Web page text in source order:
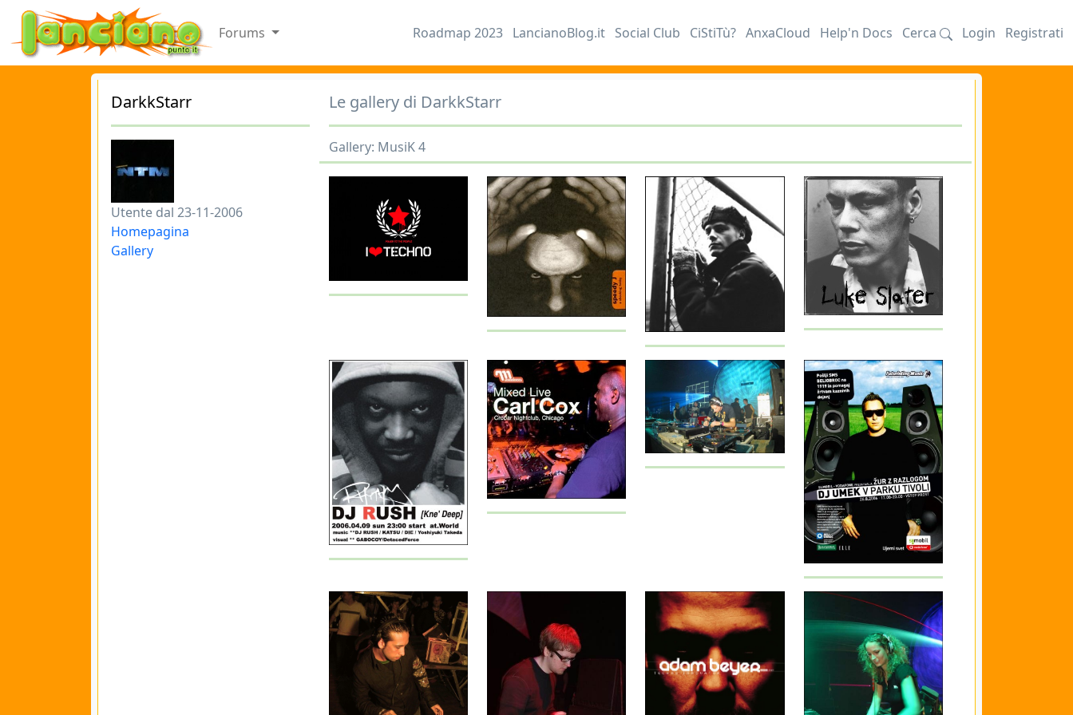
Forums Roadmap 2023 LancianoBlog.it Social Club CiStiTù? AnxaCloud Help'n Docs Cerca Login Registrati
DarkkStarr
Utente dal 23-11-2006
Homepagina
Gallery
Le gallery di DarkkStarr
Gallery: MusiK 4